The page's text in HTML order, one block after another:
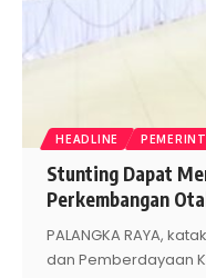
HEADLINE
Stunting Dapat
Perkembangan
PALANGKA RAYA,
dan Pemberdayaan